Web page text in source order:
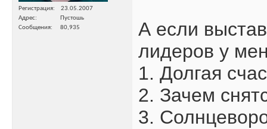
Регистрация
23.05.2007
Адрес
Пустошь
Сообщения
80,935
А если
лидеров у
1. Долгая
2. Зачем
3.